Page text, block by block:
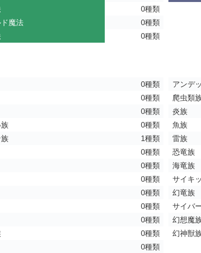
0種類
魔法
0種類
0種類
0種類
0種類
0種類
0種類
1種類
0種類
0種類
0種類
0種類
0種類
0種類
0種類
0種類
アンデ
爬虫類
炎族
魚族
雷族
恐竜族
海竜族
サイキ
幻竜族
サイバ
幻想魔
幻神獣